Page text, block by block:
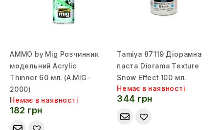
AMMO by Mig Розчинник
модельний Acrylic
Thinner 60 мл. (A.MIG-
2000)
Немає в наявності
182 грн
Tamiya 87119 Діорамна
паста Diorama Texture
Snow Effect 100 мл.
Немає в наявності
344 грн